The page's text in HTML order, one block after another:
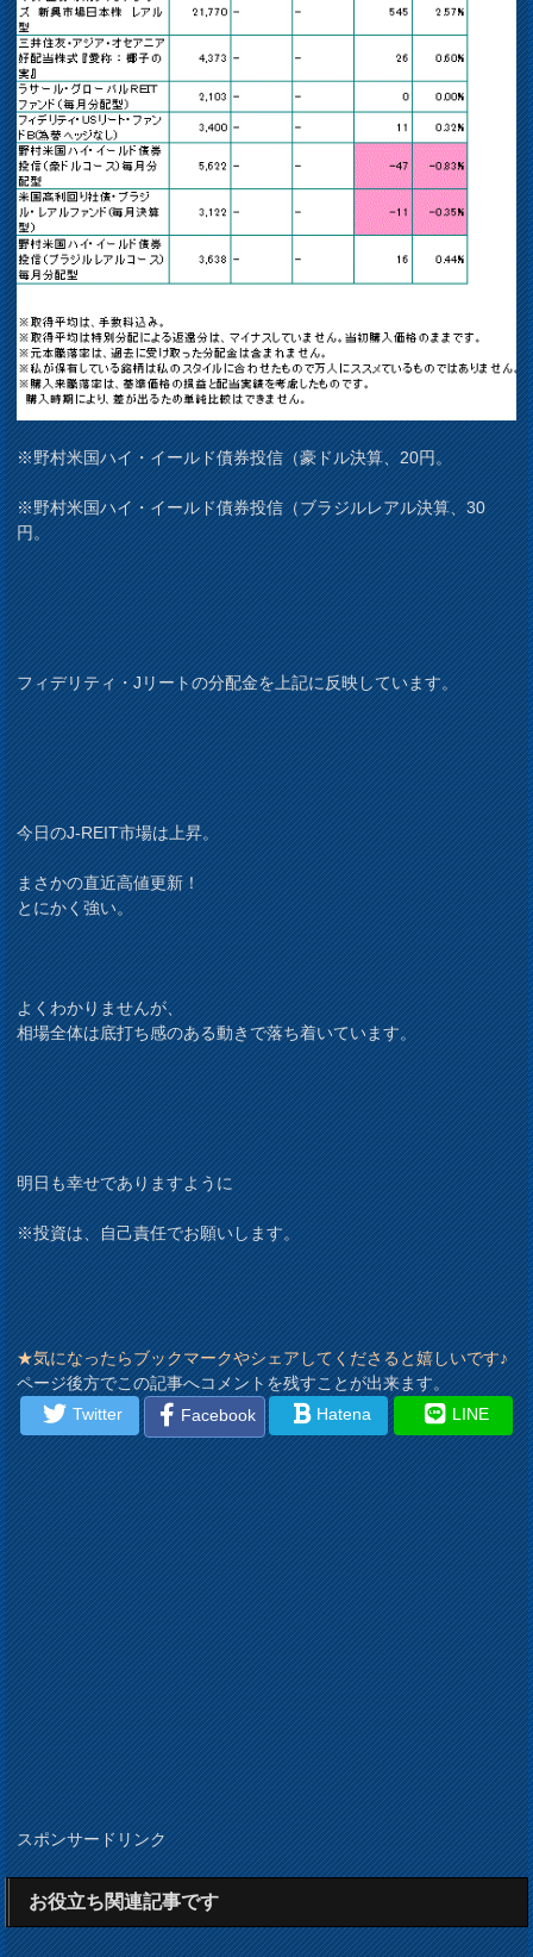
※野村米国ハイ・イールド債券投信（豪ドル決算、20円。
※野村米国ハイ・イールド債券投信（ブラジルレアル決算、30
円。
フィデリティ・Jリートの分配金を上記に反映しています。
今日のJ-REIT市場は上昇。
まさかの直近高値更新！
とにかく強い。
よくわかりませんが、
相場全体は底打ち感のある動きで落ち着いています。
明日も幸せでありますように
※投資は、自己責任でお願いします。
★気になったらブックマークやシェアしてくださると嬉しいです♪
ページ後方でこの記事へコメントを残すことが出来ます。
Twitter
Facebook Hatena LINE
スポンサードリンク
お役立ち関連記事です